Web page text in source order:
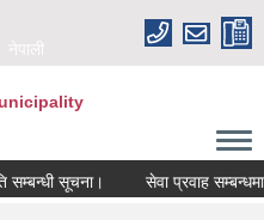
नेपाली
सूचना। सेवा प्रवाह सम्बन्धमा।